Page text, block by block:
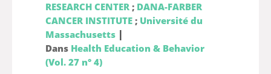
RESEARCH CENTER; DANA-FARBER
CANCER INSTITUTE; Université du
Massachusetts |
Dans Health Education & Behavior
(Vol. 27 n° 4)